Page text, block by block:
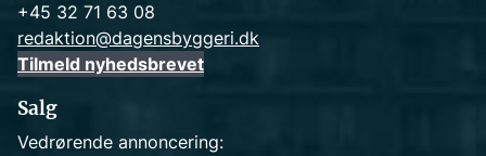
+45 32 71 63 08
redaktion@dagensbyggeri.dk
Tilmeld nyhedsbrevet
Salg
Vedrørende annoncering: